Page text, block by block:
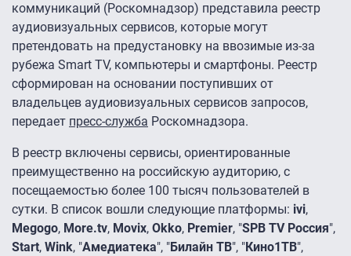
коммуникаций (Роскомнадзор) представила реестр
аудиовизуальных сервисов, которые могут
претендовать на предустановку на ввозимые из-за
рубежа Smart TV, компьютеры и смартфоны. Реестр
сформирован на основании поступивших от
владельцев аудиовизуальных сервисов запросов,
передает пресс-служба Роскомнадзора.
В реестр включены сервисы, ориентированные
преимущественно на российскую аудиторию, с
посещаемостью более 100 тысяч пользователей в
сутки. В список вошли следующие платформы: ivi,
Megogo, More.tv, Movix, Okko, Premier, "SPB TV Россия",
Start, Wink, "Амедиатека", "Билайн ТВ", "Кино1ТВ",